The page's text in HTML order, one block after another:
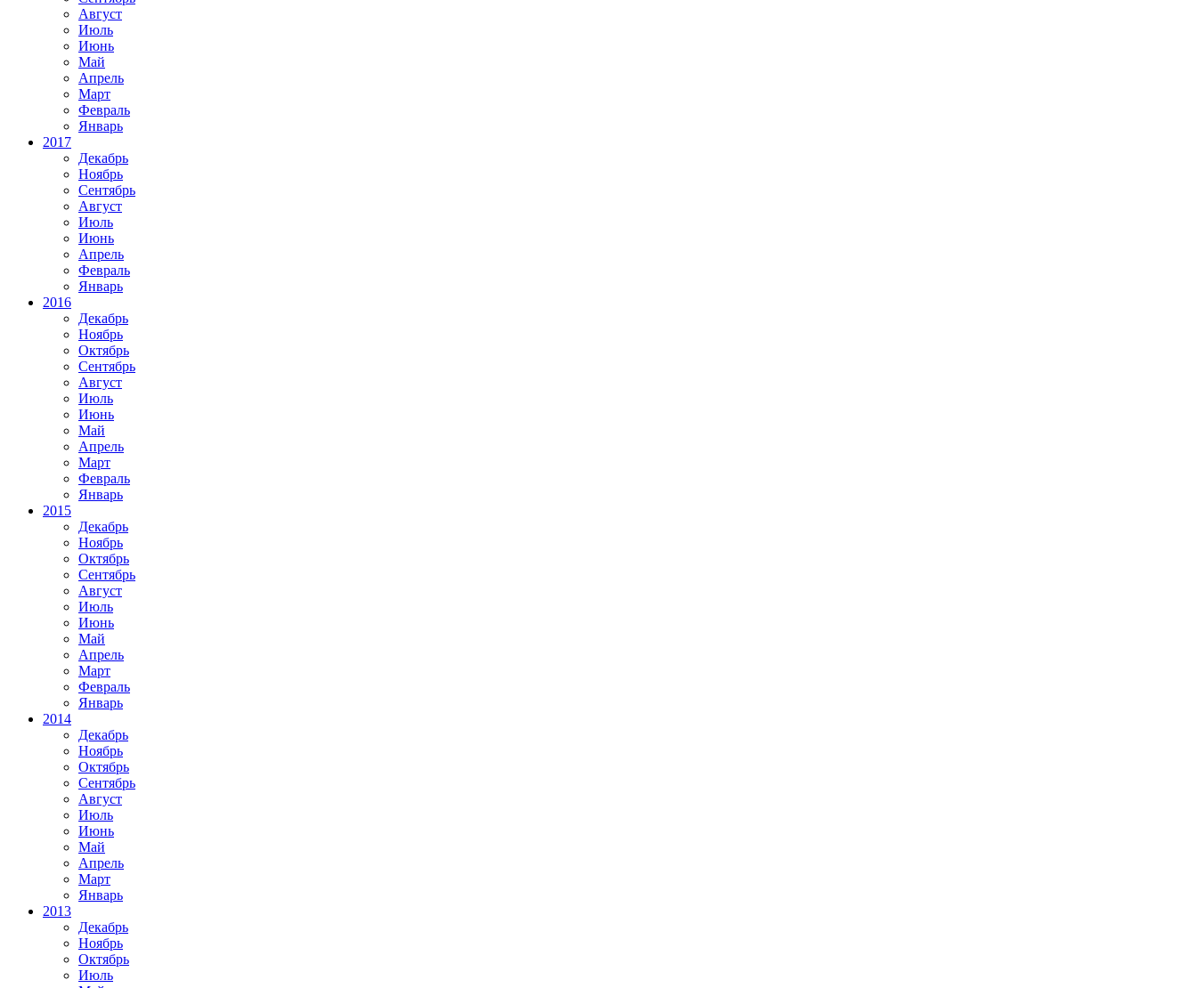
Август
Июль
Июнь
Май
Апрель
Март
Февраль
Январь
2017
Декабрь
Ноябрь
Сентябрь
Август
Июль
Июнь
Апрель
Февраль
Январь
2016
Декабрь
Ноябрь
Октябрь
Сентябрь
Август
Июль
Июнь
Май
Апрель
Март
Февраль
Январь
2015
Декабрь
Ноябрь
Октябрь
Сентябрь
Август
Июль
Июнь
Май
Апрель
Март
Февраль
Январь
2014
Декабрь
Ноябрь
Октябрь
Сентябрь
Август
Июль
Июнь
Май
Апрель
Март
Январь
2013
Декабрь
Ноябрь
Октябрь
Июль